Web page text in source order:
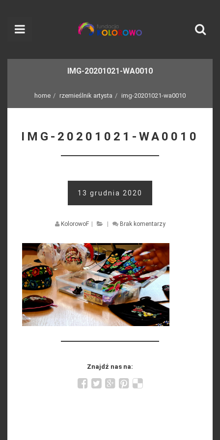
IMG-20201021-WA0010
home rzemieślnik artysta img-20201021-wa0010
IMG-20201021-WA0010
13 grudnia 2020
KolorowoF Brak komentarzy
Znajdź nas na: